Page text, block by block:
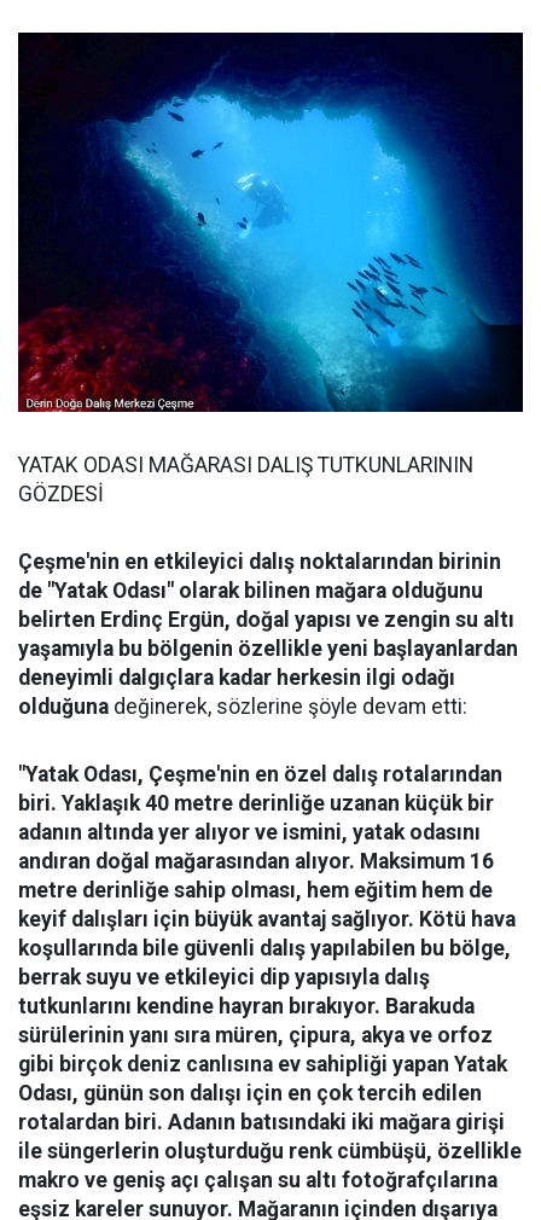
YATAK ODASI MAĞARASI DALIŞ TUTKUNLARININ
GÖZDESİ
Çeşme'nin en etkileyici dalış noktalarından birinin
de "Yatak Odası" olarak bilinen mağara olduğunu
belirten Erdinç Ergün, doğal yapısı ve zengin su altı
yaşamıyla bu bölgenin özellikle yeni başlayanlardan
deneyimli dalgıçlara kadar herkesin ilgi odağı
olduğuna değinerek, sözlerine şöyle devam etti:
"Yatak Odası, Çeşme'nin en özel dalış rotalarından
biri. Yaklaşık 40 metre derinliğe uzanan küçük bir
adanın altında yer alıyor ve ismini, yatak odasını
andıran doğal mağarasından alıyor. Maksimum 16
metre derinliğe sahip olması, hem eğitim hem de
keyif dalışları için büyük avantaj sağlıyor. Kötü hava
koşullarında bile güvenli dalış yapılabilen bu bölge,
berrak suyu ve etkileyici dip yapısıyla dalış
tutkunlarını kendine hayran bırakıyor. Barakuda
sürülerinin yanı sıra müren, çipura, akya ve orfoz
gibi birçok deniz canlısına ev sahipliği yapan Yatak
Odası, günün son dalışı için en çok tercih edilen
rotalardan biri. Adanın batısındaki iki mağara girişi
ile süngerlerin oluşturduğu renk cümbüşü, özellikle
makro ve geniş açı çalışan su altı fotoğrafçılarına
eşsiz kareler sunuyor. Mağaranın içinden dışarıya